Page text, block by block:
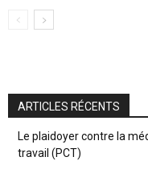
ARTICLES RÉCENTS
Le plaidoyer contre la
travail (PCT)